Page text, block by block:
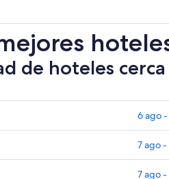
de hoteles
6 ago
7 ago
7 ago